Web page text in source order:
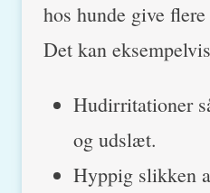
hos hunde give
Det kan
Hudirritationer
og udslæt.
Hyppig slikken